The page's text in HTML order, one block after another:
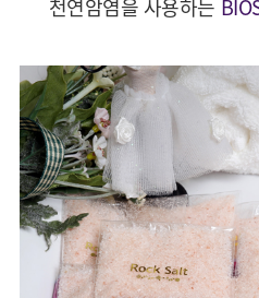
천연암염을 사용하는